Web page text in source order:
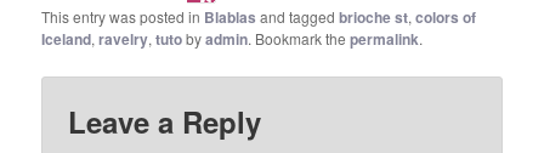
This entry was posted in Blablas and taggedbrioche st,colors of
Iceland,ravelry,tutobyadmin. Bookmark thepermalink.
Leave a Reply